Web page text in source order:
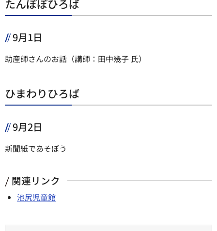
たんぽぽひろば
9月1日
助産師さんのお話（講師：田中幾子 氏）
ひまわりひろば
9月2日
新聞紙であそぼう
関連リンク
池尻児童館